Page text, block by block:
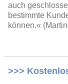
auch
bestimmte
können.«
>>>